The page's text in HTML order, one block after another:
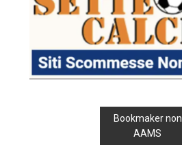
Bookmaker non
AAMS